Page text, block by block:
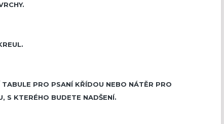
PRO PSANÍ KŘÍDOU NEBO NÁTĚR PRO
S KTERÉHO BUDETE NADŠENÍ.